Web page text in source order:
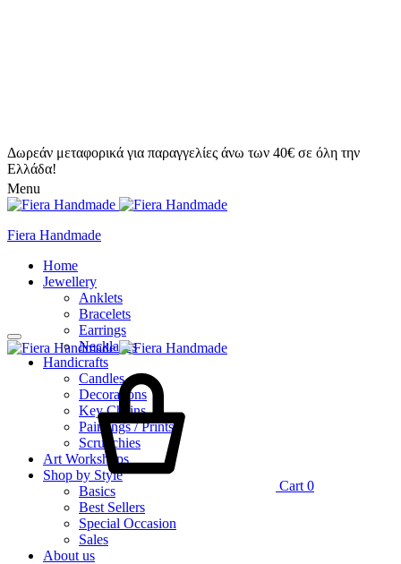
Δωρεάν μεταφορικά για παραγγελίες άνω των 40€ σε όλη την
Ελλάδα!
Menu
Fiera Handmade
Home
Jewellery
Anklets
Bracelets
Earrings
Necklaces
Handicrafts
Candles
Decorations
Key Chains
Paintings / Prints
Scrunchies
Art Workshops
Shop by Style
Basics
Best Sellers
Special Occasion
Sales
About us
Cart 0